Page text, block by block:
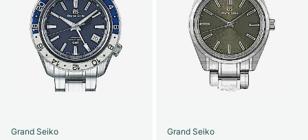
Grand Seiko Grand Seiko